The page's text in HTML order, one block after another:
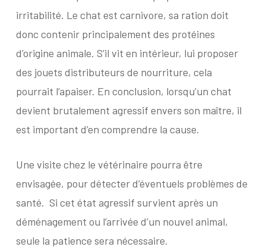
irritabilité. Le chat est carnivore, sa ration doit
donc contenir principalement des protéines
d’origine animale. S’il vit en intérieur, lui proposer
des jouets distributeurs de nourriture, cela
pourrait l’apaiser. En conclusion, lorsqu’un chat
devient brutalement agressif envers son maître, il
est important d’en comprendre la cause.
Une visite chez le vétérinaire pourra être
envisagée, pour détecter d’éventuels problèmes de
santé. Si cet état agressif survient après un
déménagement ou l’arrivée d’un nouvel animal,
seule la patience sera nécessaire.